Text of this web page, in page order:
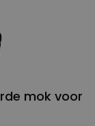
mok voor